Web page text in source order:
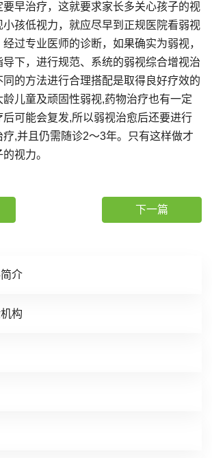
介
构
要早治疗，这就要求家长多关心孩子的视
小孩低视力，就应尽早到正规医院看弱视
过专业医师的诊断，如果确实为弱视，
下，进行规范、系统的弱视综合增视治
的方法进行合理搭配是取得良好疗效的
儿童及顽固性弱视,药物治疗也有一定
可能会复发,所以弱视治愈后还要进行
,并且仍需随诊2～3年。只有这样做才
视力。
下一篇